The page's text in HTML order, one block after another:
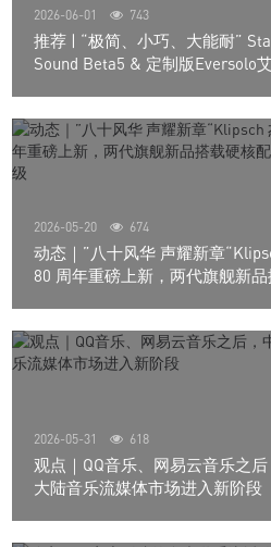
2026-06-01 743
推荐 | “极简、小巧、大能耐”
Sound Beta5 & 定制版Eversolo
2026-05-20 674
动态｜”八十风华 声耀新章
80 周年重磅上新，两代旗舰新品
2026-05-31 618
观点｜QQ音乐、网易云音乐之
大陆音乐流媒体市场进入新阶段